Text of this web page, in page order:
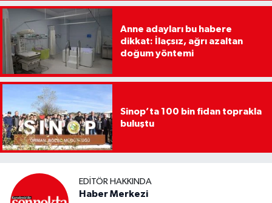
Anne adayları bu habere
dikkat: İlaçsız, ağrı azaltan
doğum yöntemi
Sinop’ta 100 bin fidan toprakla
buluştu
EDITÖR HAKKINDA
Haber Merkezi